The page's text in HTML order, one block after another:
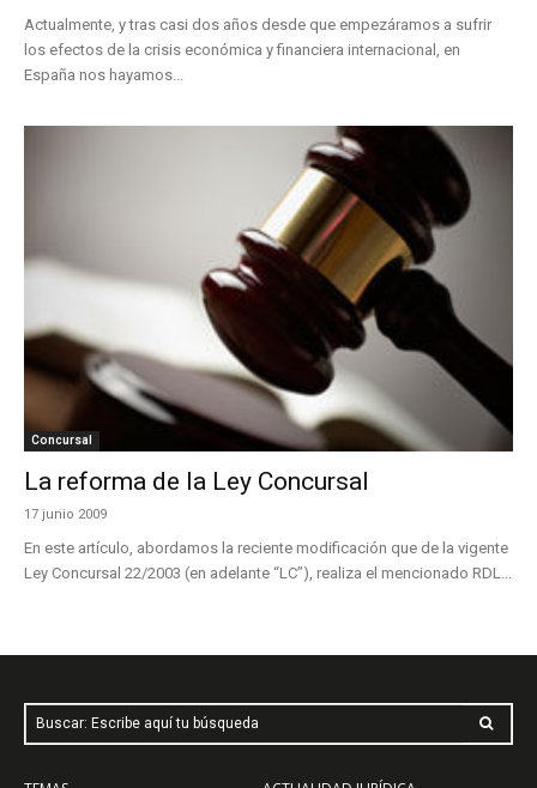
Actualmente, y tras casi dos años desde que empezáramos a sufrir
los efectos de la crisis económica y financiera internacional, en
España nos hayamos...
Concursal
La reforma de la Ley Concursal
17 junio 2009
En este artículo, abordamos la reciente modificación que de la vigente
Ley Concursal 22/2003 (en adelante “LC”), realiza el mencionado RDL...
Buscar: Escribe aquí tu búsqueda